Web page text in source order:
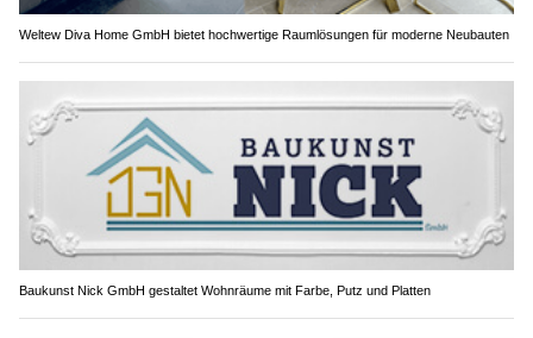
Weltew Diva Home GmbH bietet hochwertige Raumlösungen für moderne Neubauten
Baukunst Nick GmbH gestaltet Wohnräume mit Farbe, Putz und Platten